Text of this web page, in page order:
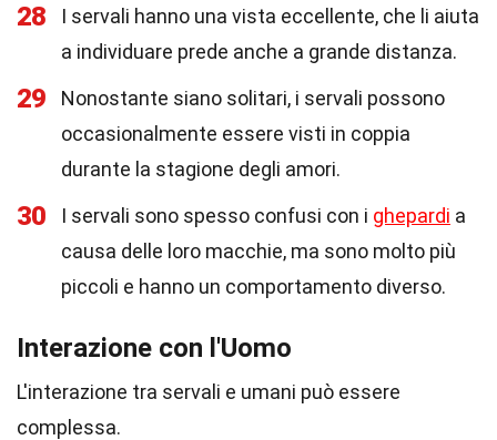
28
I servali hanno una vista eccellente, che li aiuta
a individuare prede anche a grande distanza.
29
Nonostante siano solitari, i servali possono
occasionalmente essere visti in coppia
durante la stagione degli amori.
30 I servali sono spesso confusi con i ghepardi a
causa delle loro macchie, ma sono molto più
piccoli e hanno un comportamento diverso.
Interazione con l'Uomo
L'interazione tra servali e umani può essere
complessa.